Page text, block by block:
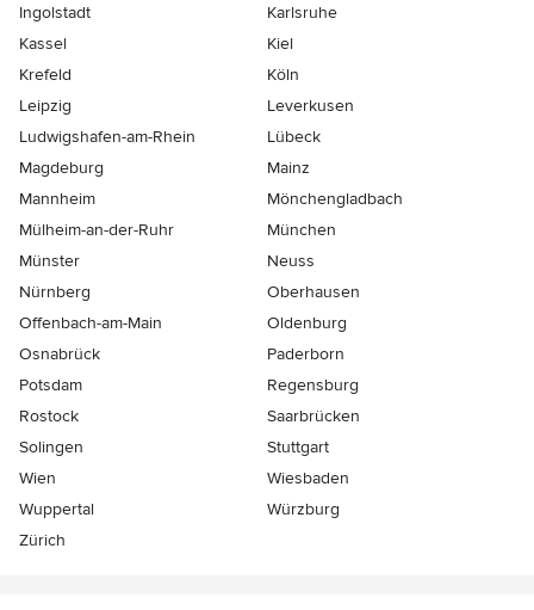
Ingolstadt
Karlsruhe
Kassel
Kiel
Krefeld
Köln
Leipzig
Leverkusen
Ludwigshafen-am-Rhein
Lübeck
Magdeburg
Mainz
Mannheim
Mönchen­gladbach
Mülheim-an-der-Ruhr
München
Münster
Neuss
Nürnberg
Oberhausen
Offenbach-am-Main
Oldenburg
Osnabrück
Paderborn
Potsdam
Regensburg
Rostock
Saarbrücken
Solingen
Stuttgart
Wien
Wiesbaden
Wuppertal
Würzburg
Zürich